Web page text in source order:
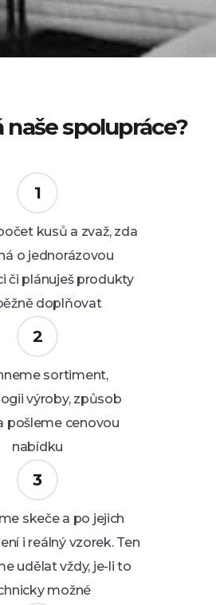
spolupráce?
kusů a zvaž, zda
o jednorázovou
či plánuješ produkty
doplňovat
sortiment,
výroby, způsob
pošleme cenovou
nabídku
skeče a po jejich
i reálný vzorek. Ten
udělat vždy, je-li to
možné